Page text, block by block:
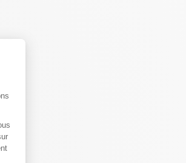
: Personnalisez vos